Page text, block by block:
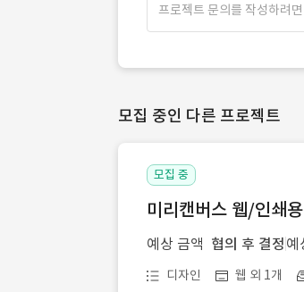
프로젝트 문의를 작성하려면
모집 중인 다른 프로젝트
모집 중
미리캔버스 웹/인쇄
예상 금액 협의 후 결정 예
디자인 웹 외 1개